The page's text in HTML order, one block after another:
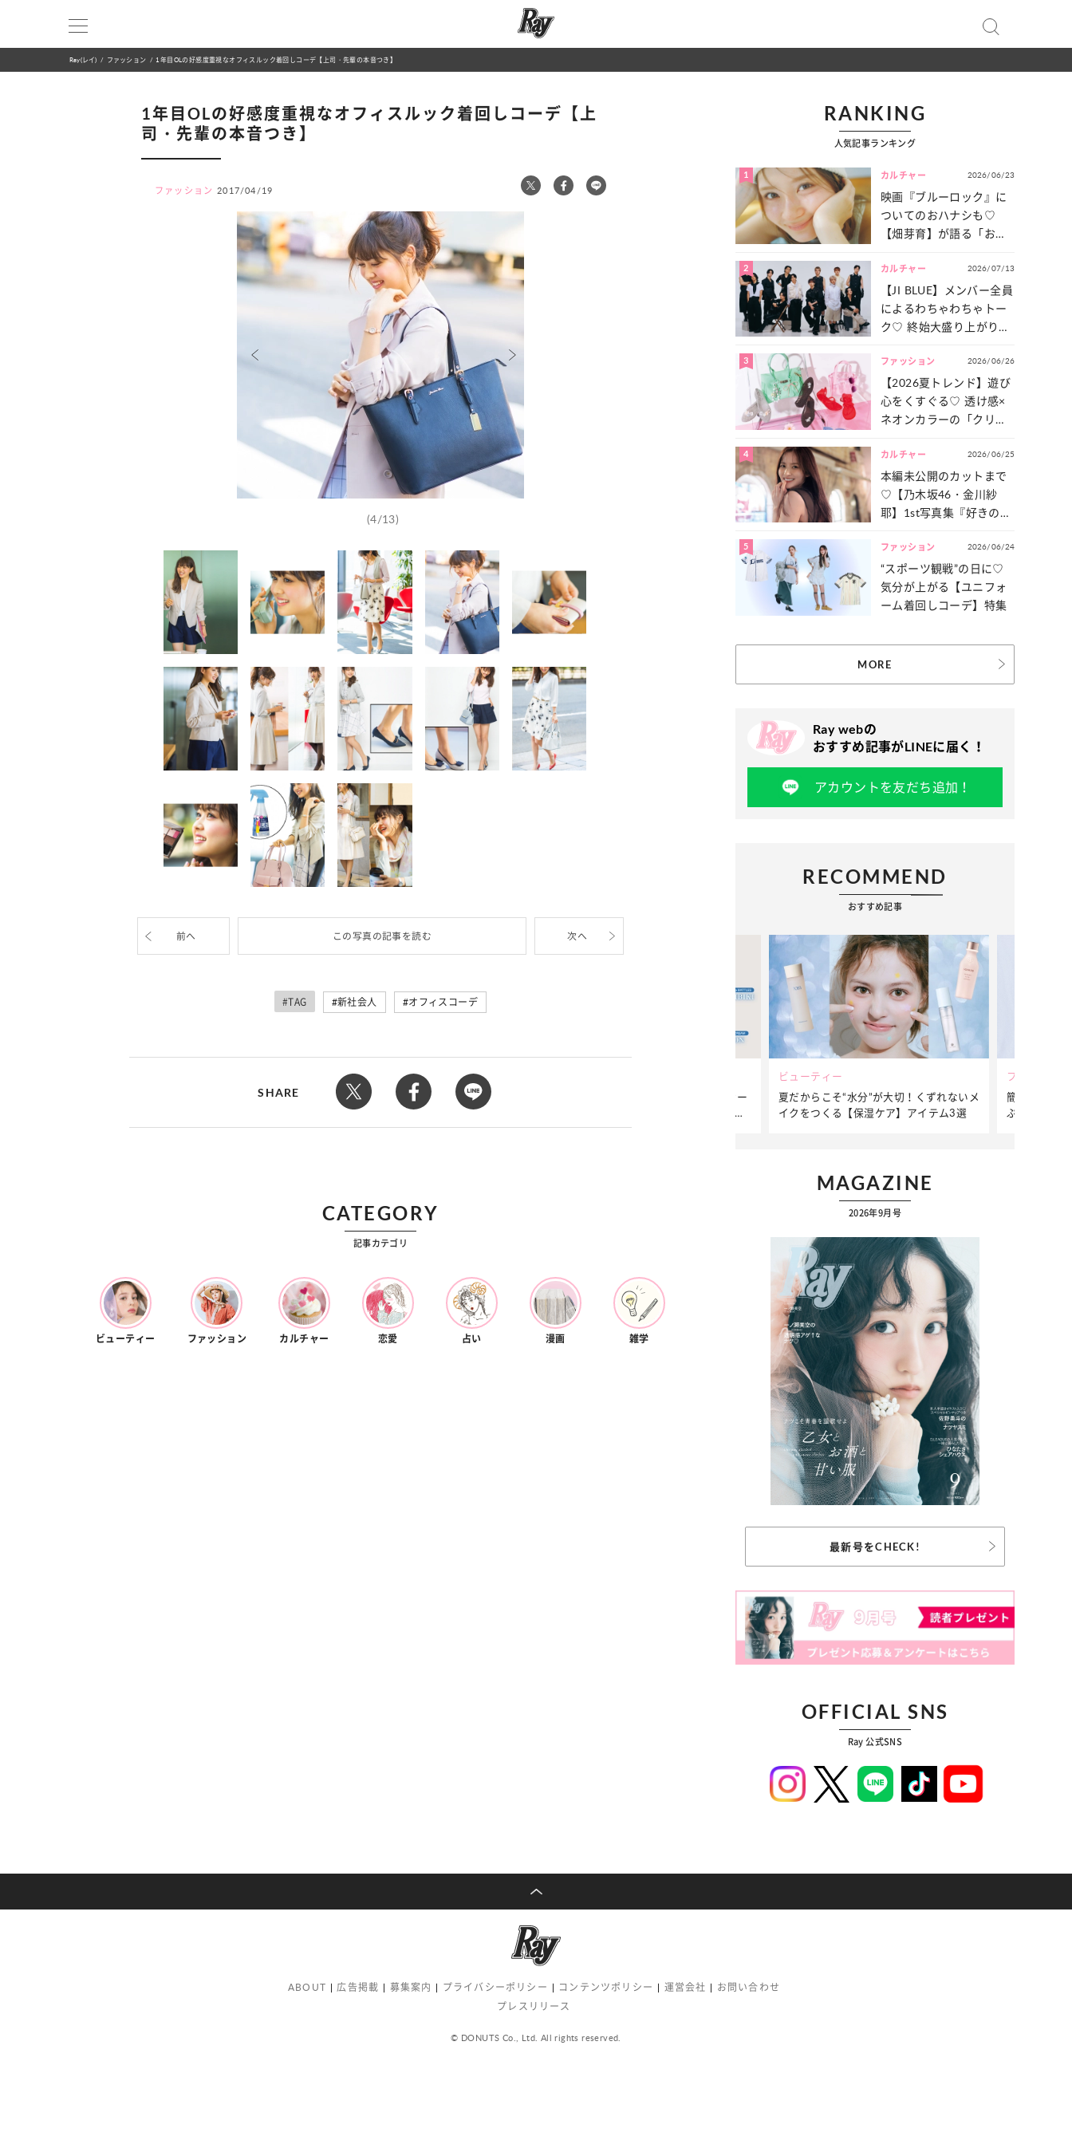
Ray(レイ) ファッション 1年目OLの好感度重視なオフィスルック着回しコーデ【上司・先輩の本音つき】
1年目OLの好感度重視なオフィスルック着回しコーデ【上
司・先輩の本音つき】
ファッション 2017/04/19
(4/13)
前へ この写真の記事を読む 次へ
#TAG 新社会人 オフィスコーデ
SHARE
RANKING
人気記事ランキング
1 カルチャー 2026/06/23
映画『ブルーロック』に
ついてのおハナシも♡
【畑芽育】が語る「お仕
は？
2 カルチャー 2026/07/13
【JI BLUE】メンバー全員
によるわちゃわちゃトー
ク♡ 終始大盛り上がりだ
一気見せ！
3 ファッション 2026/06/26
【2026夏トレンド】遊び
心をくすぐる♡ 透け感×
ネオンカラーの「クリア
4 カルチャー 2026/06/25
本編未公開のカットまで
♡【乃木坂46・金川紗
耶】1st写真集『好きのグ
たっぷりとお届け！
5 ファッション 2026/06/24
“スポーツ観戦”の日に♡
気分が上がる【ユニフォ
ーム着回しコーデ】特集
MORE
Ray webの
おすすめ記事がLINEに届く！
アカウントを友だち追加！
RECOMMEND
おすすめ記事
“憧れワンピ”を着るきっかけに♡ おしゃ
占い
【12星座別】今月の恋愛運♡ 7月23日～
8月20日の運勢は？
【Dリーグ】Ray世代注目のプロダンサー
集団♡ 各チームを彩る「イケメンダンサ
ー」特集
ビューティー
夏だからこそ“水分”が大切！くずれないメ
イクをつくる【保湿ケア】アイテム3選
ファッション
簡単アレン
ぷりの【そ
MAGAZINE
2026年9月号
最新号をCHECK!
OFFICIAL SNS
Ray 公式SNS
CATEGORY
記事カテゴリ
ビューティー ファッション カルチャー 恋愛 占い 漫画 雑学
ABOUT 広告掲載 募集案内 プライバシーポリシー コンテンツポリシー 運営会社
お問い合わせ
プレスリリース
© DONUTS Co., Ltd. All rights reserved.